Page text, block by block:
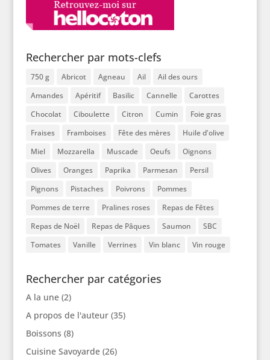
Rechercher par mots-clefs
750 g Abricot Agneau Ail
Ail des ours
Amandes
Apéritif Basilic Cannelle
Carottes
Chocolat
Ciboulette Citron Cumin
Foie gras
Fraises
Framboises Fête des mères
Huile d'olive
Miel
Mozzarella Muscade Oeufs
Oignons
Olives
Oranges Paprika Parmesan
Persil
Pignons
Pistaches Poivrons
Pommes
Pommes de terre
Pralines roses
Repas de Fêtes
Repas de Noël
Repas de Pâques Saumon
SBC
Tomates
Vanille Verrines Vin blanc Vin rouge
Rechercher par catégories
A la une(2)
A propos de l'auteur(35)
Boissons (8)
Cuisine Savoyarde(26)